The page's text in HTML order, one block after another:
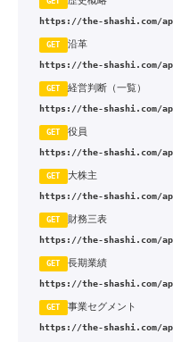
https://the-shashi.com/
GET 沿革
https://the-shashi.com/
GET 経営判断（一覧）
https://the-shashi.com/
GET 役員
https://the-shashi.com/
GET 大株主
https://the-shashi.com/
GET 財務三表
https://the-shashi.com/
GET 長期業績
https://the-shashi.com/
GET 事業セグメント
https://the-shashi.com/